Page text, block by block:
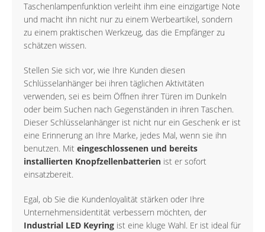
Taschenlampenfunktion verleiht ihm eine einzigartige Note
und macht ihn nicht nur zu einem Werbeartikel, sondern
zu einem praktischen Werkzeug, das die Empfänger zu
schätzen wissen.
Stellen Sie sich vor, wie Ihre Kunden diesen
Schlüsselanhänger bei ihren täglichen Aktivitäten
verwenden, sei es beim Öffnen ihrer Türen im Dunkeln
oder beim Suchen nach Gegenständen in ihren Taschen.
Dieser Schlüsselanhänger ist nicht nur ein Geschenk er ist
eine Erinnerung an Ihre Marke, jedes Mal, wenn sie ihn
benutzen. Mit eingeschlossenen und bereits
installierten Knopfzellenbatterien ist er sofort
einsatzbereit.
Egal, ob Sie die Kundenloyalität stärken oder Ihre
Unternehmensidentität verbessern möchten, der
Industrial LED Keyring ist eine kluge Wahl. Er ist ideal für